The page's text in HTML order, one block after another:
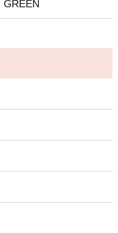
GREEN